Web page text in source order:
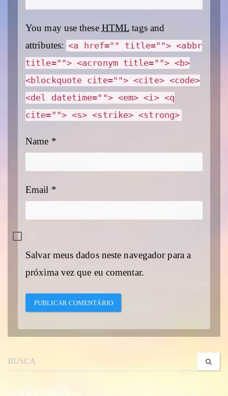
You may use these HTML tags and
attributes: <a href="" title=""> <abbr
title=""> <acronym title=""> <b>
<blockquote cite=""> <cite> <code>
<del datetime=""> <em> <i> <q
cite=""> <s> <strike> <strong>
Name *
Email *
Salvar meus dados neste navegador para a
próxima vez que eu comentar.
CATEGORIAS